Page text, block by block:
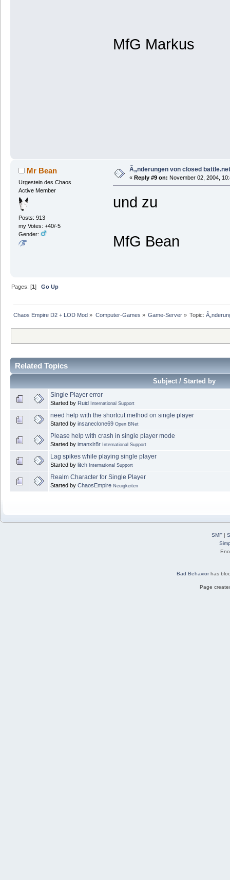
MfG Markus
Mr Bean
Urgestein des Chaos
Active Member
Posts: 913
my Votes: +40/-5
Gender:
Ã„nderungen von closed
« Reply #9 on: November 02, 2004,
und zu
MfG Bean
Pages: [1]Go Up
Chaos Empire D2 + LOD Mod » Computer-Games » Game-Server» Topic:
Related Topics
Subject / Started by
Single Player error
Started by Ruid International Support
need help with the shortcut method on single player
Started by insaneclone69 Open BNet
Please help with crash in single player mode
Started by imanxlr8r International Support
Lag spikes while playing single player
Started by litch International Support
Realm Character for Single Player
Started by ChaosEmpire Neuigkeiten
SMF|
Bad Behaviorhas
Page